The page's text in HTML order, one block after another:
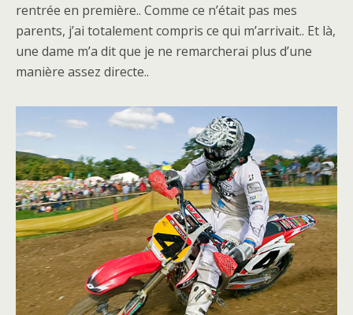
rentrée en première.. Comme ce n’était pas mes
parents, j’ai totalement compris ce qui m’arrivait.. Et là,
une dame m’a dit que je ne remarcherai plus d’une
manière assez directe..